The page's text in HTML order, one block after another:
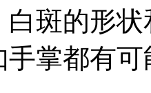
白斑的形
手掌都有可